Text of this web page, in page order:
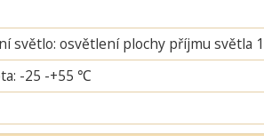
světlo: osvětlení plochy příjmu světla
-25 -+55 ℃